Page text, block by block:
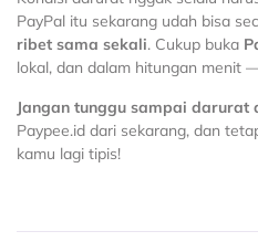
PayPal itu sekarang udah bisa
ribet sama sekali. Cukup buka
lokal, dan dalam hitungan menit
Jangan tunggu sampai darurat
Paypee.id dari sekarang, dan
kamu lagi tipis!